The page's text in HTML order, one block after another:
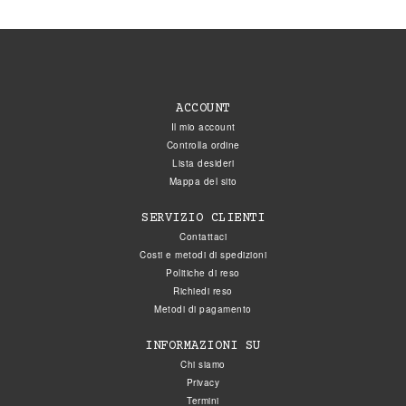
ACCOUNT
Il mio account
Controlla ordine
Lista desideri
Mappa del sito
SERVIZIO CLIENTI
Contattaci
Costi e metodi di spedizioni
Politiche di reso
Richiedi reso
Metodi di pagamento
INFORMAZIONI SU
Chi siamo
Privacy
Termini